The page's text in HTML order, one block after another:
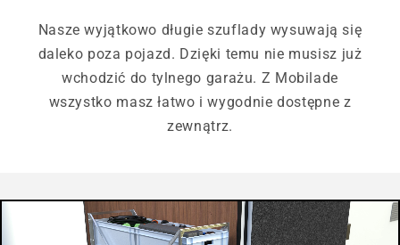
Nasze wyjątkowo długie szuflady wysuwają się
daleko poza pojazd. Dzięki temu nie musisz już
wchodzić do tylnego garażu. Z Mobilade
wszystko masz łatwo i wygodnie dostępne z
zewnątrz.